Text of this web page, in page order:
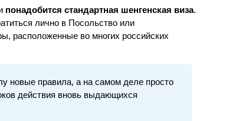
понадобится стандартная шенгенская виза.
лично в Посольство или
расположенные во многих российских
новые правила, а на самом деле просто
действия вновь выдающихся